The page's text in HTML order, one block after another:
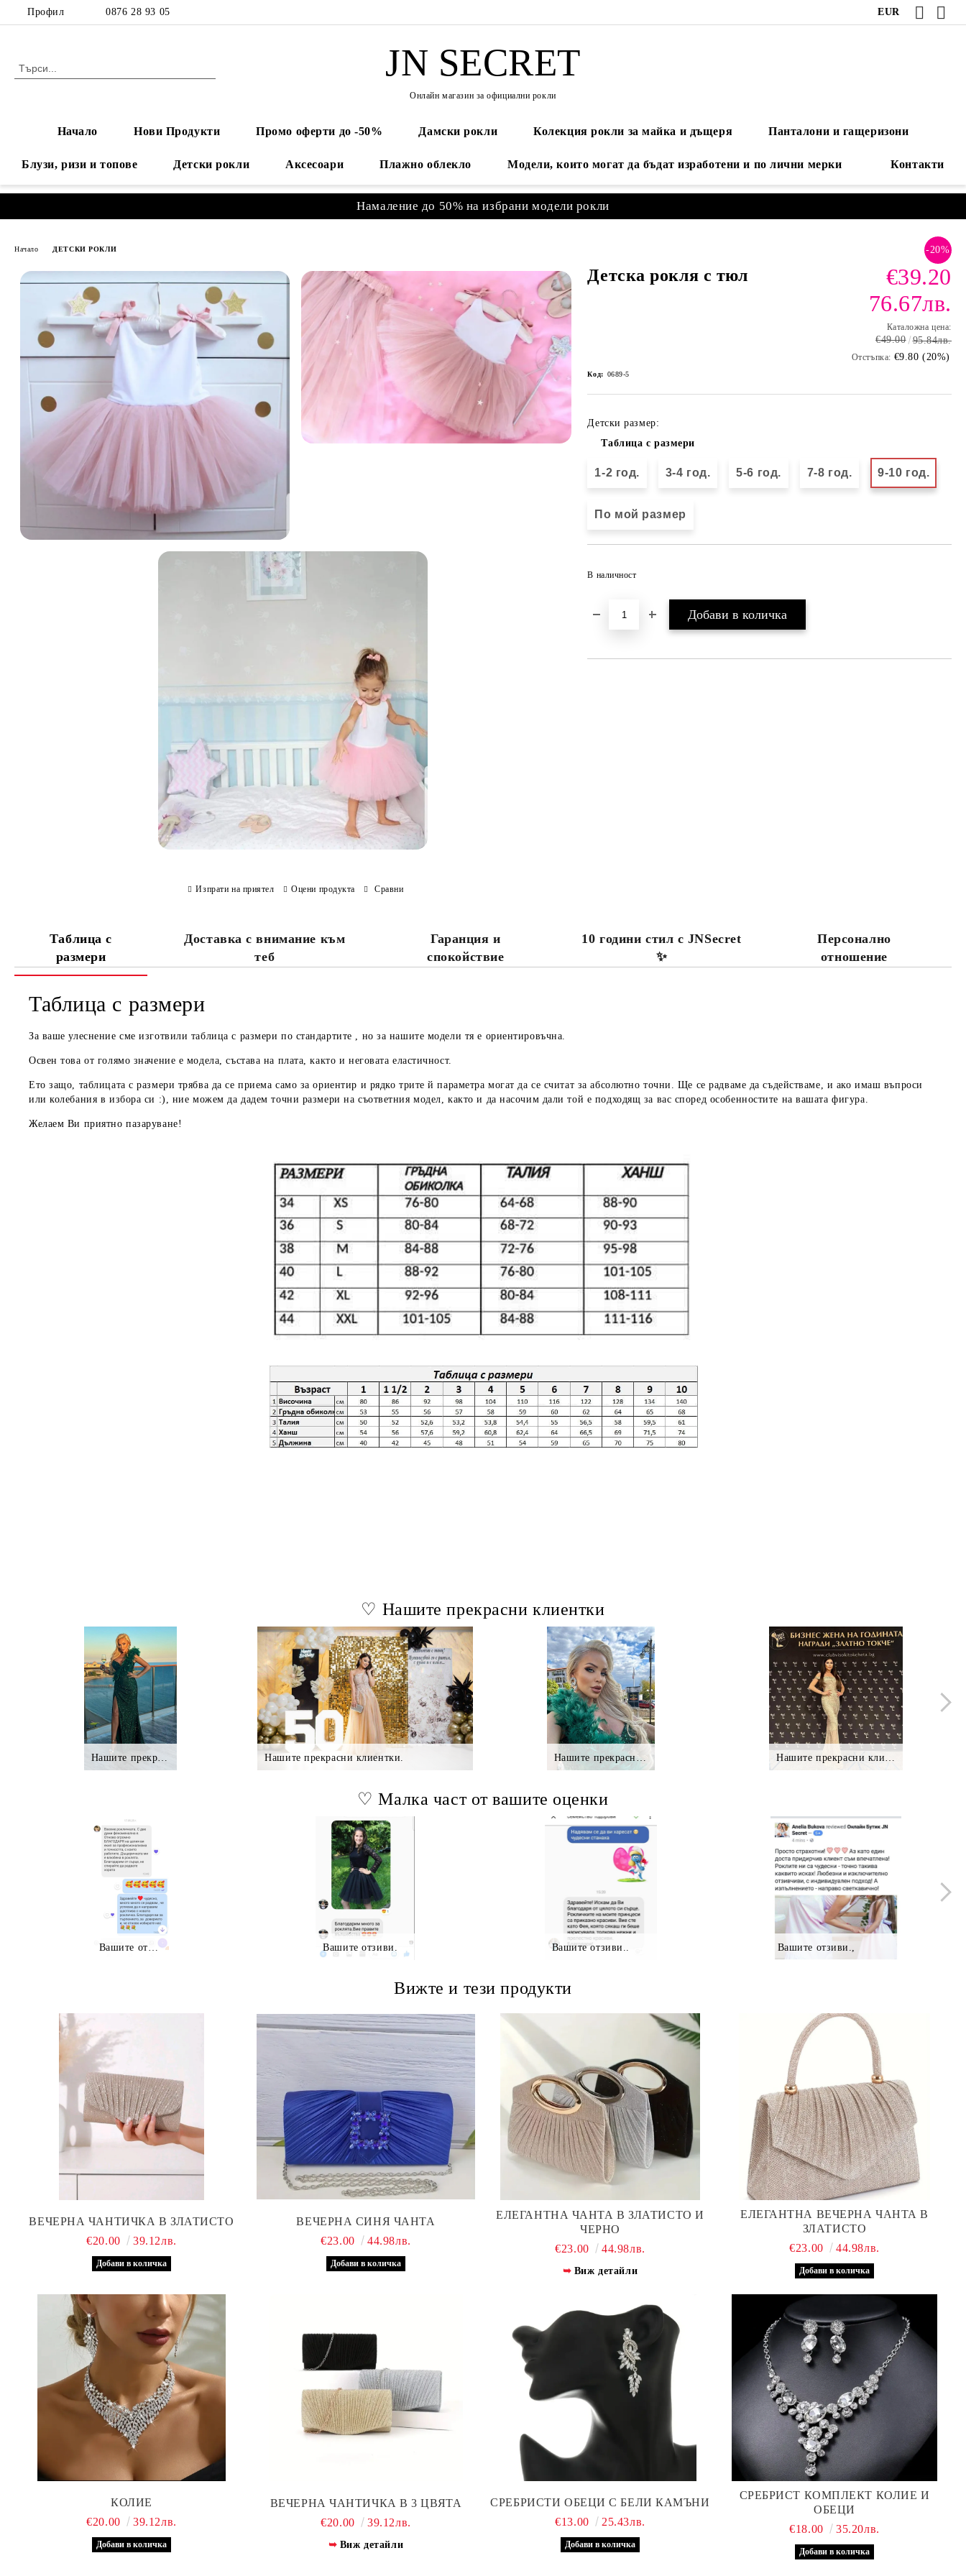
Профил 0876 28 93 05 EUR
JN SECRET
Онлайн магазин за официални рокли
Начало Нови Продукти Промо оферти до -50% Дамски рокли Колекция рокли за майка и дъщеря Панталони и гащеризони
Блузи, ризи и топове Детски рокли Аксесоари Плажно облекло Модели, които могат да бъдат изработени и по лични мерки Контакти
Намаление до 50% на избрани модели рокли
Начало ДЕТСКИ РОКЛИ
Детска рокля с тюл
-20%
€39.20
76.67лв.
Каталожна цена:
€49.00 95.84лв.
Отстъпка: €9.80 (20%)
Код: 0689-5
Детски размер:
Таблица с размери
1-2 год. 3-4 год. 5-6 год. 7-8 год. 9-10 год.
По мой размер
В наличност
Изпрати на приятел Оцени продукта Сравни
Таблица с
размери
Доставка с внимание към
теб
Гаранция и
спокойствие
10 години стил с JNSecret
✨️
Персонално
отношение
Таблица с размери
За ваше улеснение сме изготвили таблица с размери по стандартите , но за нашите модели тя е ориентировъчна.
Освен това от голямо значение е модела, състава на плата, както и неговата еластичност.
Ето защо, таблицата с размери трябва да се приема само за ориентир и рядко трите й параметра могат да се считат за абсолютно точни. Ще се радваме да съдействаме, и ако имаш въпроси
или колебания в избора си :), ние можем да дадемточни размери на съответния модел, както и да насочим дали той е подходящ за вас според особенностите на вашата фигура.
Желаем Ви приятно пазаруване!
♡ Нашите прекрасни клиентки
Нашите прекрасни клиентки.,. Нашите прекрасни клиентки. Нашите прекрасни клиентки *. Нашите прекрасни клиентки
♡ Малка част от вашите оценки
Вашите отзиви Вашите отзиви. Вашите отзиви.. Вашите отзиви.,
Вижте и тези продукти
ВЕЧЕРНА ЧАНТИЧКА В ЗЛАТИСТО
€20.00
39.12лв.
ВЕЧЕРНА СИНЯ ЧАНТА
€23.00
44.98лв.
ЕЛЕГАНТНА ЧАНТА В ЗЛАТИСТО И
ЧЕРНО
€23.00
44.98лв.
Виж детайли
ЕЛЕГАНТНА ВЕЧЕРНА ЧАНТА В
ЗЛАТИСТО
€23.00
44.98лв.
КОЛИЕ
€20.00
39.12лв.
ВЕЧЕРНА ЧАНТИЧКА В 3 ЦВЯТА
€20.00
39.12лв.
Виж детайли
СРЕБРИСТИ ОБЕЦИ С БЕЛИ КАМЪНИ
€13.00
25.43лв.
СРЕБРИСТ КОМПЛЕКТ КОЛИЕ И
ОБЕЦИ
€18.00
35.20лв.